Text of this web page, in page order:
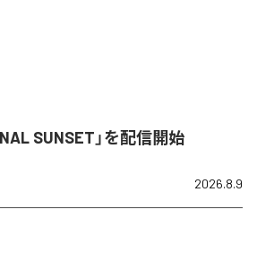
SUNSET」を配信開始
2026.8.9